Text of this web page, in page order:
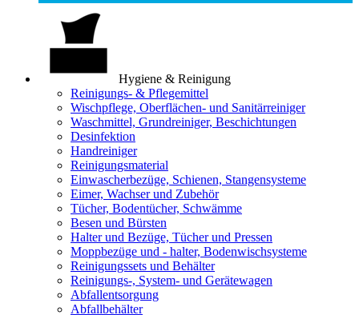
Hygiene & Reinigung
Reinigungs- & Pflegemittel
Wischpflege, Oberflächen- und Sanitärreiniger
Waschmittel, Grundreiniger, Beschichtungen
Desinfektion
Handreiniger
Reinigungsmaterial
Einwascherbezüge, Schienen, Stangensysteme
Eimer, Wachser und Zubehör
Tücher, Bodentücher, Schwämme
Besen und Bürsten
Halter und Bezüge, Tücher und Pressen
Moppbezüge und - halter, Bodenwischsysteme
Reinigungssets und Behälter
Reinigungs-, System- und Gerätewagen
Abfallentsorgung
Abfallbehälter